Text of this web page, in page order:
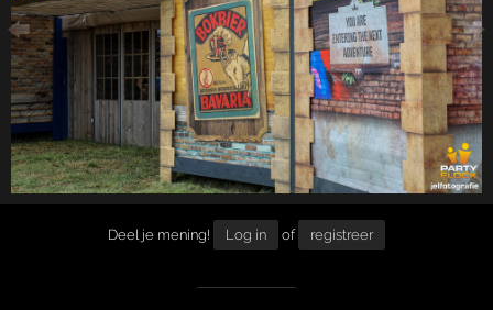
Deel je mening! Log in of registreer